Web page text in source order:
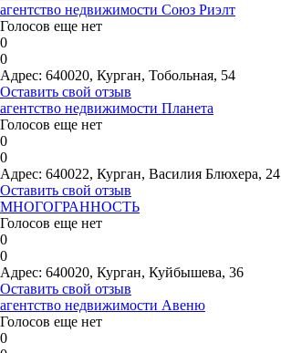
агентство недвижимости Союз Риэлт
Голосов еще нет
0
0
Адрес: 640020, Курган, Тобольная, 54
Оставить свой отзыв
агентство недвижимости Планета
Голосов еще нет
0
0
Адрес: 640022, Курган, Василия Блюхера, 24
Оставить свой отзыв
МНОГОГРАННОСТЬ
Голосов еще нет
0
0
Адрес: 640020, Курган, Куйбышева, 36
Оставить свой отзыв
агентство недвижимости Авеню
Голосов еще нет
0